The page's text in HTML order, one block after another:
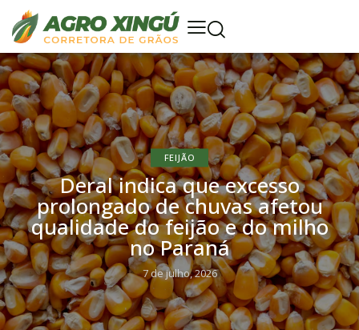
FEIJÃO
Deral indica que excesso
prolongado de chuvas afetou
qualidade do feijão e do milho
no Paraná
7 de julho, 2026